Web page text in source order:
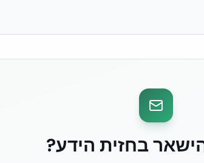
בחזית הידע?